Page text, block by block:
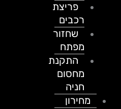
פריצת
רכבים
שחזור
מפתח
התקנת
מחסום
חניה
מחירון